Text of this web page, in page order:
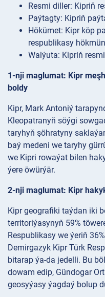
Resmi diller: Kipriň
Paýtagty: Kipriň
Hökümet: Kipr köp
respublikasy
Walýuta: Kipriň
1-nji maglumat: Kipr
boldy
Kipr, Mark Antoniý
Kleopatranyň söýgi
taryhyň şöhratyny
baý medeni we taryhy
we Kipri rowaýat bilen
ýere öwürýär.
2-nji maglumat: Kipr
Kipr geografiki taýdan iki
territoriýasynyň 59%
Respublikasy we ýeriň
Demirgazyk Kipr Türk
bitarap ýa-da jedelli. Bu
dowam edip, Gündogar
geosyýasy ýagdaý bolup